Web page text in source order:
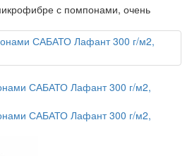
с помпонами, очень